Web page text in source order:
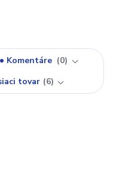
Komentáre
0
tovar 6